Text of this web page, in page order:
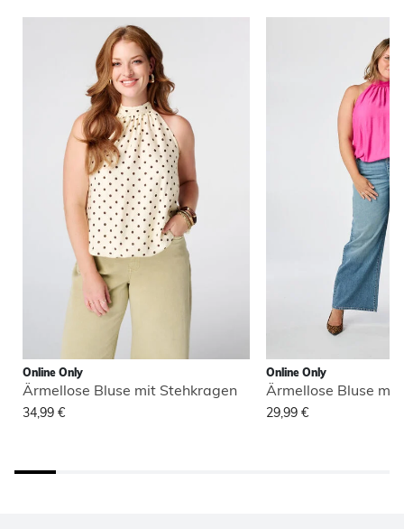
Online Only
Ärmellose Bluse mit Stehkragen
34,99 €
Online Only
Ärmellose Bluse
29,99 €